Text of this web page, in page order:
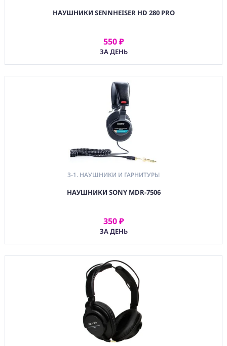
НАУШНИКИ SENNHEISER HD 280 PRO
550 ₽
ЗА ДЕНЬ
АРЕНДОВАТЬ
3-1. НАУШНИКИ И ГАРНИТУРЫ
НАУШНИКИ SONY MDR-7506
350 ₽
ЗА ДЕНЬ
АРЕНДОВАТЬ